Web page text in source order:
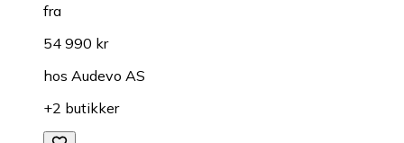
fra
54 990 kr
hos Audevo AS
+2 butikker